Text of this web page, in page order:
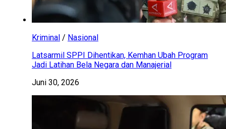
Kriminal / Nasional
Latsarmil SPPI Dihentikan, Kemhan Ubah Program
Jadi Latihan Bela Negara dan Manajerial
Juni 30, 2026